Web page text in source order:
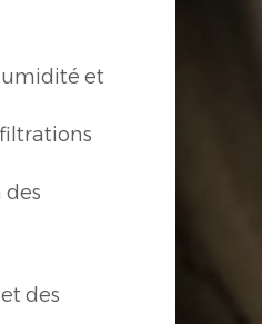
et
des
des